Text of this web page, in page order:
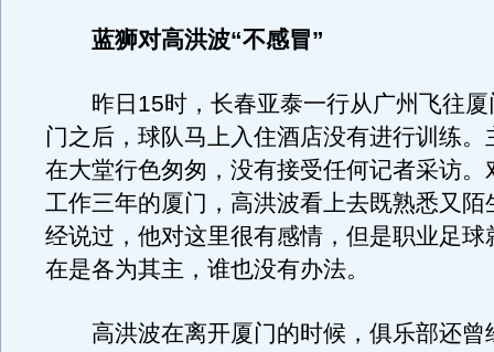
蓝狮对高洪波“不感冒”
昨日15时，长春亚泰一行从广州飞往厦
门之后，球队马上入住酒店没有进行训练。
在大堂行色匆匆，没有接受任何记者采访。
工作三年的厦门，高洪波看上去既熟悉又陌
经说过，他对这里很有感情，但是职业足球
在是各为其主，谁也没有办法。
高洪波在离开厦门的时候，俱乐部还曾